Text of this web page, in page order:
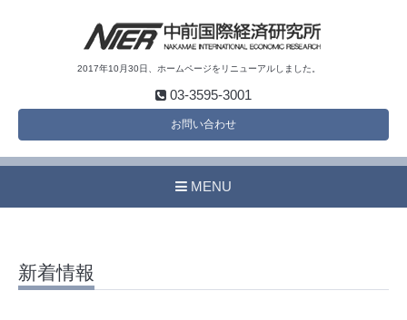
2017年10月30日、ホームページをリニューアルしました。
03-3595-3001
お問い合わせ
MENU
新着情報